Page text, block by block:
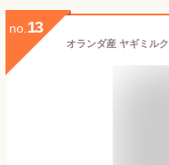
no. 13